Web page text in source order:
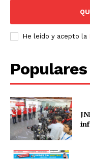
He leído y acepto la
Populares